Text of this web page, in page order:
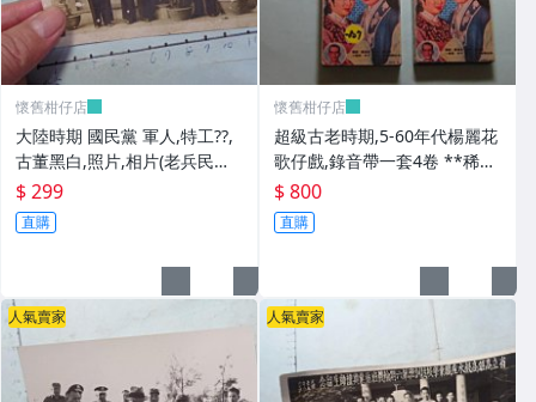
懷舊柑仔店
大陸時期 國民黨 軍人,特工??,
古董黑白,照片,相片(老兵民國3
8年從大陸帶來台灣的) **稀少
品6
$ 299
直購
懷舊柑仔店
超級古老時期,5-60年代楊麗花
歌仔戲,錄音帶一套4卷 **稀少
品
$ 800
直購
人氣賣家 人氣賣家